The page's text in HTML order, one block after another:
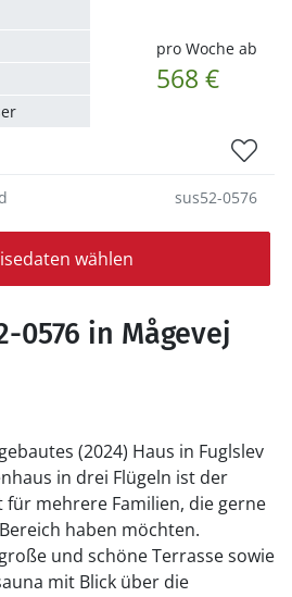
pro Woche ab
568 €
sus52-0576
wählen
0576 in Mågevej
(2024) Haus in Fuglslev
für mehrere Familien, die gerne
haben möchten.
und schöne Terrasse sowie
mit Blick über die